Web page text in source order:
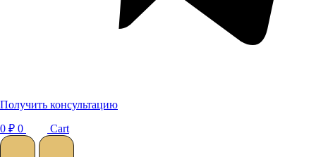
Получить консультацию
0 ₽ 0 Cart